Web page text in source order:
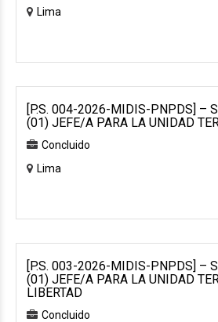
Lima
[P.S. 004-2026-MIDIS-PNPDS] –
(01) JEFE/A PARA LA UNIDAD
Concluido
Lima
[P.S. 003-2026-MIDIS-PNPDS] –
(01) JEFE/A PARA LA UNIDAD
LIBERTAD
Concluido